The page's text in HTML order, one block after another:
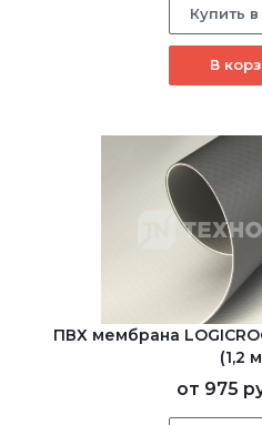
Купить в
В
ПВХ мембрана
(1,2
от 975